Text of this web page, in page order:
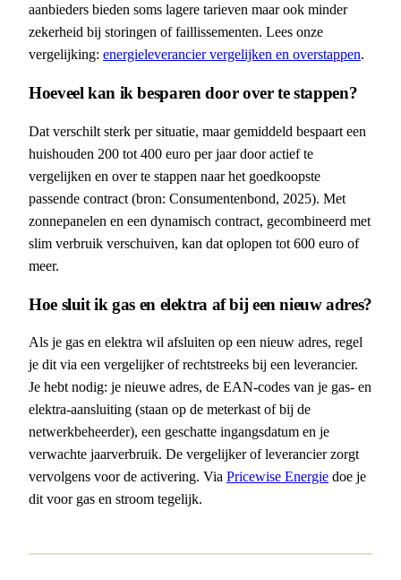
aanbieders bieden soms lagere tarieven maar ook minder
zekerheid bij storingen of faillissementen. Lees onze
vergelijking: energieleverancier vergelijken en overstappen.
Hoeveel kan ik besparen door over te stappen?
Dat verschilt sterk per situatie, maar gemiddeld bespaart een
huishouden 200 tot 400 euro per jaar door actief te
vergelijken en over te stappen naar het goedkoopste
passende contract (bron: Consumentenbond, 2025). Met
zonnepanelen en een dynamisch contract, gecombineerd met
slim verbruik verschuiven, kan dat oplopen tot 600 euro of
meer.
Hoe sluit ik gas en elektra af bij een nieuw adres?
Als je gas en elektra wil afsluiten op een nieuw adres, regel
je dit via een vergelijker of rechtstreeks bij een leverancier.
Je hebt nodig: je nieuwe adres, de EAN-codes van je gas- en
elektra-aansluiting (staan op de meterkast of bij de
netwerkbeheerder), een geschatte ingangsdatum en je
verwachte jaarverbruik. De vergelijker of leverancier zorgt
vervolgens voor de activering. Via Pricewise Energie doe je
dit voor gas en stroom tegelijk.